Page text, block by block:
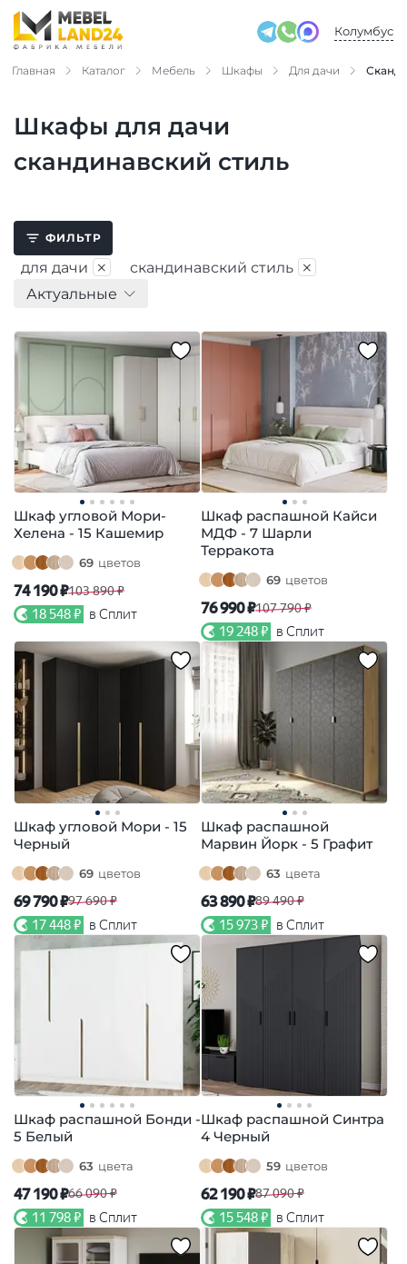
Колумбус
Главная Каталог Мебель Шкафы Для дачи
Шкафы для дачи
скандинавский стиль
ФИЛЬТР
для дачи × скандинавский стиль ×
Актуальные
Шкаф угловой Мори-
Хелена - 15 Кашемир
69 цветов
74 190 ₽103 890 ₽
18 548 ₽ в Сплит
Шкаф распашной Кайси
МДФ - 7 Шарли
Терракота
69 цветов
76 990 ₽107 790 ₽
19 248 ₽ в Сплит
Шкаф угловой Мори - 15
Черный
69 цветов
69 790 ₽97 690 ₽
17 448 ₽ в Сплит
Шкаф распашной
Марвин Йорк - 5 Графит
63 цвета
63 890 ₽89 490 ₽
15 973 ₽ в Сплит
Шкаф распашной Бонди -
5 Белый
63 цвета
47 190 ₽66 090 ₽
11 798 ₽ в Сплит
Шкаф распашной Синтра
4 Черный
59 цветов
62 190 ₽87 090 ₽
15 548 ₽ в Сплит